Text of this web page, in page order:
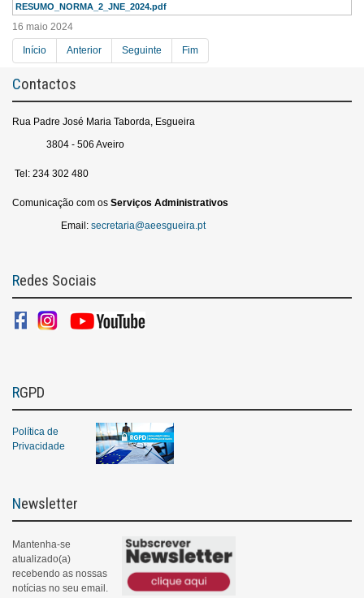
RESUMO_NORMA_2_JNE_2024.pdf
16 maio 2024
Início Anterior Seguinte Fim
Contactos
Rua Padre José Maria Taborda, Esgueira
3804 - 506 Aveiro
Tel: 234 302 480
Comunicação com os Serviços Administrativos
Email: secretaria@aeesgueira.pt
Redes Sociais
RGPD
Política de
Privacidade
Newsletter
Mantenha-se
atualizado(a)
recebendo as nossas
notícias no seu email.